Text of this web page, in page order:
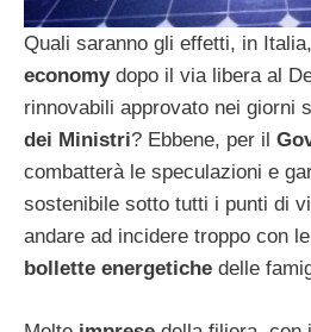
Quali saranno gli effetti, in
economydopo il via libera al
rinnovabili approvato nei giorni
dei Ministri? Ebbene, per il
combatterà le speculazioni e
sostenibile sotto tutti i punti di
andare ad incidere troppo con
bollette energetiche delle